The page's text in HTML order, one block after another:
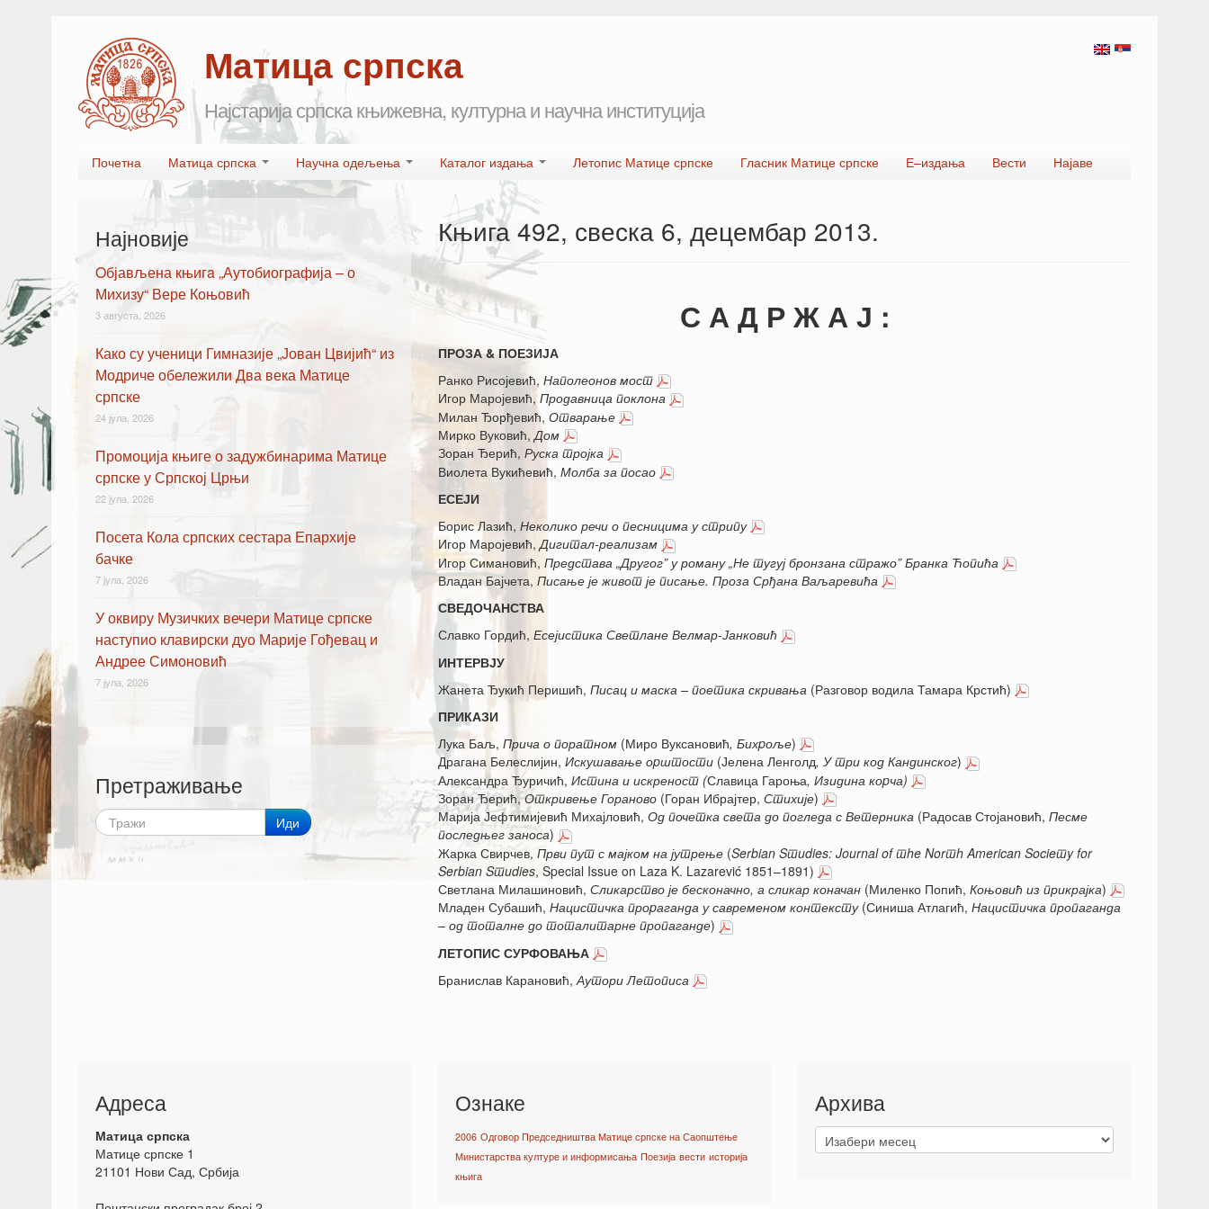
Матица српска
Најстарија српска књижевна, културна и научна институција
Main menu
Почетна Матица српска Научна одељења Каталог издања Летопис Матице српске Гласник Матице српске Е–издања Вести Најаве
Књига 492, свеска 6, децембар 2013.
С А Д Р Ж А Ј :
ПРОЗА & ПОЕЗИЈА
Ранко Рисојевић, Наполеонов мост
Игор Маројевић, Продавница поклона
Милан Ђорђевић, Отварање
Мирко Вуковић, Дом
Зоран Ђерић, Руска тројка
Виолета Вукићевић, Молба за посао
ЕСЕЈИ
Борис Лазић, Неколико речи о песницима у стрипу
Игор Маројевић, Дигитал-реализам
Игор Симановић, Представа „Другог” у роману „Не тугуј бронзана стражо” Бранка Ћопића
Владан Бајчета, Писање је живот је писање. Проза Срђана Ваљаревића
СВЕДОЧАНСТВА
Славко Гордић, Есејистика Светлане Велмар-Јанковић
ИНТЕРВЈУ
Жанета Ђукић Перишић, Писац и маска – поетика скривања (Разговор водила Тамара Крстић)
ПРИКАЗИ
Лука Баљ, Прича о поратном (Миро Вуксановић, Бихpоље)
Драгана Белеслијин, Искушавање оpштости (Јелена Ленголд, У три код Кандинског)
Александра Ђуричић, Истина и искреност (Славица Гароња, Изидина коpча)
Зоран Ђерић,Откривење Гораново (Горан Ибрајтер, Стихије)
Марија Јефтимијевић Михајловић, Од почетка света до погледа с Ветерника (Радосав Стојановић, Песме
последњег заноса)
Жарка Свирчев, Први пут с мајком на јутрење (Serbian Sтudies: Journal of тhe Norтh American Socieтy for
Serbian Sтudies, Special Issue on Laza K. Lazarević 1851–1891)
Светлана Милашиновић, Сликарство је бесконачно, а сликар коначан (Миленко Попић, Коњовић из прикрајка)
Младен Субашић, Нацистичка проpаганда у савременом контексту (Синиша Атлагић, Нацистичка пропаганда
– од тоталне до тоталитарне пропаганде)
ЛЕТОПИС СУРФОВАЊА
Бранислав Карановић, Аутори Летописа
Најновије
Oбјављена књигa „Аутобиографија – о
Михизу“ Вере Коњовић
3 августа, 2026
Како су ученици Гимназије „Јован Цвијић“ из
Модриче обележили Два века Матице
српске
24 јула, 2026
Промоција књиге о задужбинарима Матице
српске у Српској Црњи
22 јула, 2026
Посета Кола српских сестара Епархије
бачке
7 јула, 2026
У оквиру Музичких вечери Матице српске
наступио клавирски дуо Марије Гођевац и
Андрее Симоновић
7 јула, 2026
Претраживање
Иди
Адреса
Матица српска
Матице српске 1
21101 Нови Сад, Србија
Ознаке
2006 Одговор Председништва Матице српске на Саопштење
Министарства културе и информисања Поезија вести историја
књига
Архива